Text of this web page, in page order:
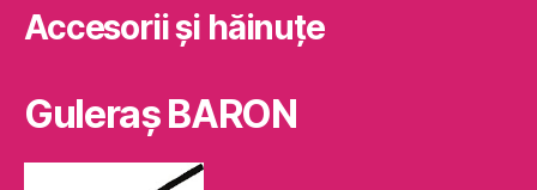
Accesorii și hăinuțe
Guleraş BARON